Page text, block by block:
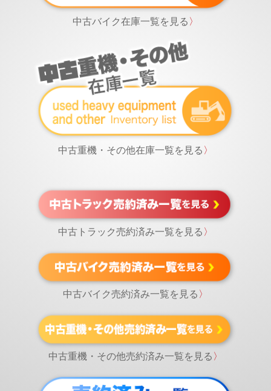
中古バイク在庫一覧を見る 〉
中古重機・その他在庫一覧を見る 〉
中古トラック売約済み一覧を見る 〉
中古バイク売約済み一覧を見る 〉
中古重機・その他売約済み一覧を見る 〉